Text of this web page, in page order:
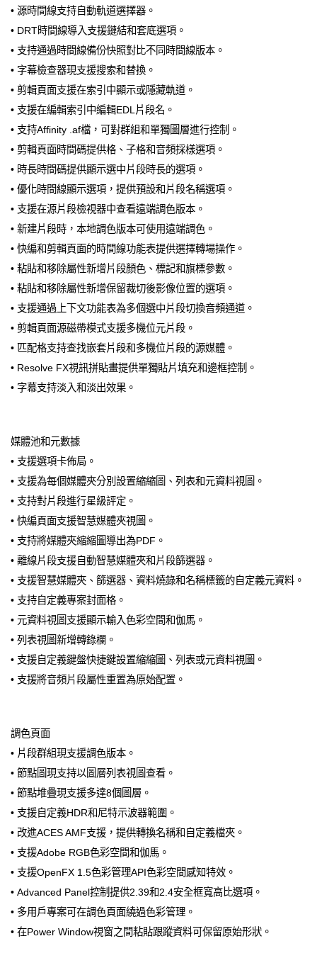
• 源時間線支持自動軌道選擇器。
• DRT時間線導入支援鏈結和套底選項。
• 支持通過時間線備份快照對比不同時間線版本。
• 字幕檢查器現支援搜索和替換。
• 剪輯頁面支援在索引中顯示或隱藏軌道。
• 支援在編輯索引中編輯EDL片段名。
• 支持Affinity .af檔，可對群組和單獨圖層進行控制。
• 剪輯頁面時間碼提供格、子格和音頻採樣選項。
• 時長時間碼提供顯示選中片段時長的選項。
• 優化時間線顯示選項，提供預設和片段名稱選項。
• 支援在源片段檢視器中查看遠端調色版本。
• 新建片段時，本地調色版本可使用遠端調色。
• 快編和剪輯頁面的時間線功能表提供選擇轉場操作。
• 粘貼和移除屬性新增片段顏色、標記和旗標參數。
• 粘貼和移除屬性新增保留裁切後影像位置的選項。
• 支援通過上下文功能表為多個選中片段切換音頻通道。
• 剪輯頁面源磁帶模式支援多機位元片段。
• 匹配格支持查找嵌套片段和多機位片段的源媒體。
• Resolve FX視訊拼貼畫提供單獨貼片填充和邊框控制。
• 字幕支持淡入和淡出效果。
媒體池和元數據
• 支援選項卡佈局。
• 支援為每個媒體夾分別設置縮縮圖、列表和元資料視圖。
• 支持對片段進行星級評定。
• 快編頁面支援智慧媒體夾視圖。
• 支持將媒體夾縮縮圖導出為PDF。
• 離線片段支援自動智慧媒體夾和片段篩選器。
• 支援智慧媒體夾、篩選器、資料燒錄和名稱標籤的自定義元資料。
• 支持自定義專案封面格。
• 元資料視圖支援顯示輸入色彩空間和伽馬。
• 列表視圖新增轉錄欄。
• 支援自定義鍵盤快捷鍵設置縮縮圖、列表或元資料視圖。
• 支援將音頻片段屬性重置為原始配置。
調色頁面
• 片段群組現支援調色版本。
• 節點圖現支持以圖層列表視圖查看。
• 節點堆疊現支援多達8個圖層。
• 支援自定義HDR和尼特示波器範圍。
• 改進ACES AMF支援，提供轉換名稱和自定義檔夾。
• 支援Adobe RGB色彩空間和伽馬。
• 支援OpenFX 1.5色彩管理API色彩空間感知特效。
• Advanced Panel控制提供2.39和2.4安全框寬高比選項。
• 多用戶專案可在調色頁面繞過色彩管理。
• 在Power Window視窗之間粘貼跟蹤資料可保留原始形狀。